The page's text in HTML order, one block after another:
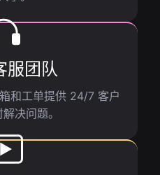
服团队
和工单提供 24/7 客户
决问题。